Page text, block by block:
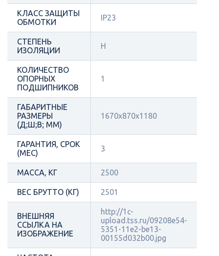
КЛАСС ЗАЩИТЫ
ОБМОТКИ
IP23
СТЕПЕНЬ
ИЗОЛЯЦИИ
Н
КОЛИЧЕСТВО
ОПОРНЫХ
ПОДШИПНИКОВ
1
ГАБАРИТНЫЕ
РАЗМЕРЫ
(Д;Ш;В; ММ)
1670x870x1180
ГАРАНТИЯ, СРОК
(МЕС)
3
МАССА, КГ 2500
ВЕС БРУТТО (КГ) 2501
ВНЕШНЯЯ
ССЫЛКА НА
ИЗОБРАЖЕНИЕ
http://1c-
upload.tss.ru/09208e54-
5351-11e2-be13-
00155d032b00.jpg